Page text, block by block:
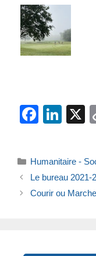
F
e
b
Li
e
dI
Catégories
Humanitaire -
Le bureau 2021-
Courir ou